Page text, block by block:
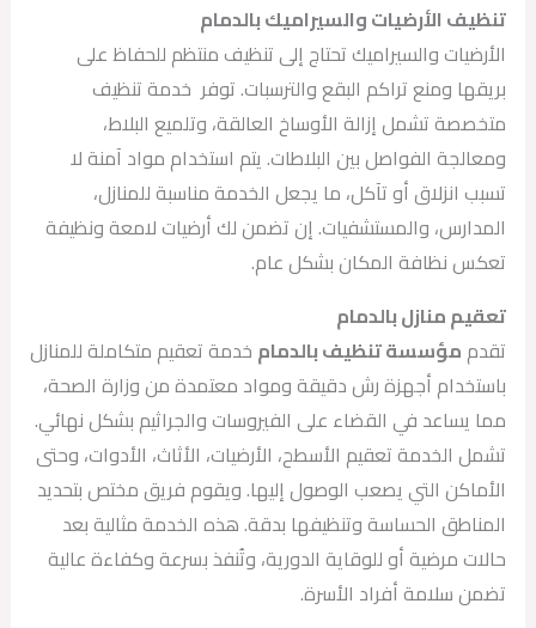
تنظيف الأرضيات والسيراميك بالدمام
الأرضيات والسيراميك تحتاج إلى تنظيف منتظم للحفاظ على
بريقها ومنع تراكم البقع والترسبات. توفر خدمة تنظيف
متخصصة تشمل إزالة الأوساخ العالقة، وتلميع البلاط،
ومعالجة الفواصل بين البلاطات. يتم استخدام مواد آمنة لا
تسبب انزلاق أو تآكل، ما يجعل الخدمة مناسبة للمنازل،
المدارس، والمستشفيات. إن تضمن لك أرضيات لامعة ونظيفة
تعكس نظافة المكان بشكل عام.
تعقيم منازل بالدمام
تقدممؤسسة تنظيف بالدمام خدمة تعقيم متكاملة للمنازل
باستخدام أجهزة رش دقيقة ومواد معتمدة من وزارة الصحة،
مما يساعد في القضاء على الفيروسات والجراثيم بشكل نهائي.
تشمل الخدمة تعقيم الأسطح، الأرضيات، الأثاث، الأدوات، وحتى
الأماكن التي يصعب الوصول إليها. ويقوم فريق مختص بتحديد
المناطق الحساسة وتنظيفها بدقة. هذه الخدمة مثالية بعد
حالات مرضية أو للوقاية الدورية، وتُنفذ بسرعة وكفاءة عالية
تضمن سلامة أفراد الأسرة.